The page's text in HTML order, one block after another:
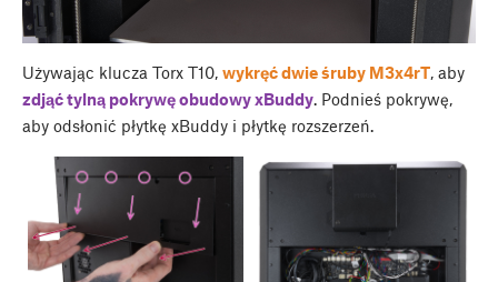
Używając klucza Torx T10, wykręć dwie śruby M3x4rT, aby
zdjąćtylną pokrywę obudowy xBuddy. Podnieś pokrywę,
aby odsłonić płytkę xBuddy i płytkę rozszerzeń.